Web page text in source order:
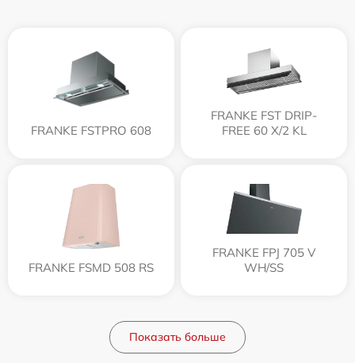
FRANKE FSTPRO 608
FRANKE FST DRIP-
FREE 60 X/2 KL
FRANKE FSMD 508 RS
FRANKE FPJ 705 V
WH/SS
Показать больше